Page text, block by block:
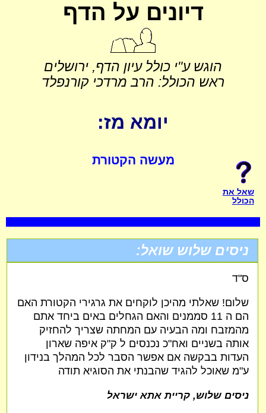
דיונים על הדף
הוגש ע"י כולל עיון הדף, ירושלים
ראש הכולל: הרב מרדכי קורנפלד
יומא מז:
מעשה הקטורת
שאל את
הכולל
ניסים שלוש שואל:
ס"ד
שלום! שאלתי מהיכן לוקחים את גרגירי הקטורת האם
הם ה 11 סממנים והאם הגחלים באים ביחד אתם
מהמזבח ומה הבעיה עם המחתה שצריך להחזיק
אותה בשניים ואח"כ נכנסים ל ק"ק איפה שארון
העדות בבקשה אם אפשר הסבר לכל המהלך בנידון
ע"מ שאוכל להגיד שהבנתי את הסוגיא תודה
ניסים שלוש, קריית אתא ישראל